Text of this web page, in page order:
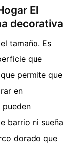
El
decorativa
tamaño. Es
que
permite que
en
pueden
barrio ni sueña
dorado que